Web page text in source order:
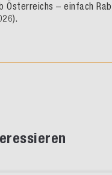
Österreichs – einfach